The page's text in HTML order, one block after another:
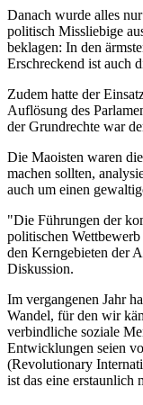
Danach wurde alles
politisch Missliebige
beklagen: In den
Erschreckend ist auch
Zudem hatte der
Auflösung des
der Grundrechte war
Die Maoisten waren
machen sollten,
auch um einen
"Die Führungen der
politischen
den Kerngebieten der
Diskussion.
Im vergangenen Jahr
Wandel, für den wir
verbindliche soziale
Entwicklungen seien
(Revolutionary
ist das eine erstaunlich